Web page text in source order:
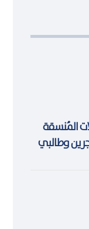
المُنسقة
وطالبي